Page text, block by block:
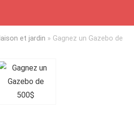
et jardin » Gagnez un Gazebo de